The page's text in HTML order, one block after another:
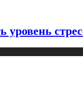
уровень